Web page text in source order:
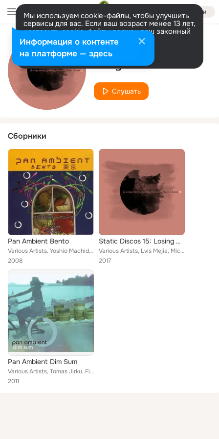
Войти
Мы используем cookie-файлы, чтобы улучшить
сервисы для вас. Если ваш возраст менее 13 лет,
настроить cookie-файлы должен ваш законный
представитель. Больше информации
Разрешить все Настроить
Исполнитель
Lady Eve
Слушать
Сборники
Pan Ambient Bento
Various Artists, Yoshio Machida, Hataken, Lady Eve, Abunaii, Gunshae, Mu-Tanz, AEN
2008
Static Discos 15: Losing Money, Gaining Friends (2012-2016)
Various Artists, Lvis Mejía, Microesfera, Arhkota, Rancho Shampoo, Kampion, Cyané, Al-B, Federico Crespo, Schez, Mirror Pop, Fax...
2017
Pan Ambient Dim Sum
Various Artists, Tomas Jirku, Fieldhead, Lady Eve feat. Graham Colin, Hong Kong Soap Operas, Gunshae
2011
Информация о контенте
на платформе — здесь